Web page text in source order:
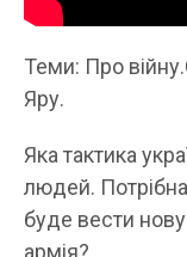
Теми: Про
Яру.
Яка тактика
людей. Потрібна
буде вести нову
армія?